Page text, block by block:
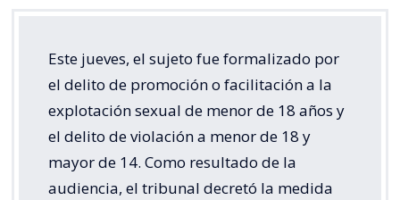
Este jueves, el sujeto fue formalizado por
el delito de promoción o facilitación a la
explotación sexual de menor de 18 años y
el delito de violación a menor de 18 y
mayor de 14. Como resultado de la
audiencia, el tribunal decretó la medida